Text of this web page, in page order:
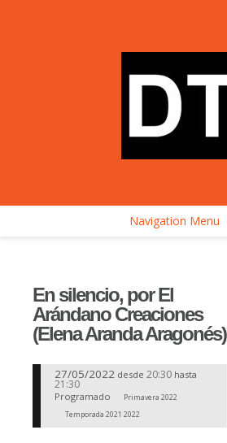
Navigation Menu
En silencio, por El
Arándano Creaciones
(Elena Aranda Aragonés)
27/05/2022 desde 20:30 hasta
21:30
Programado
Primavera 2022
Temporada 2021 2022